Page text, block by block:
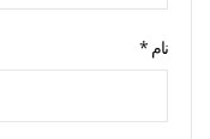
نام *